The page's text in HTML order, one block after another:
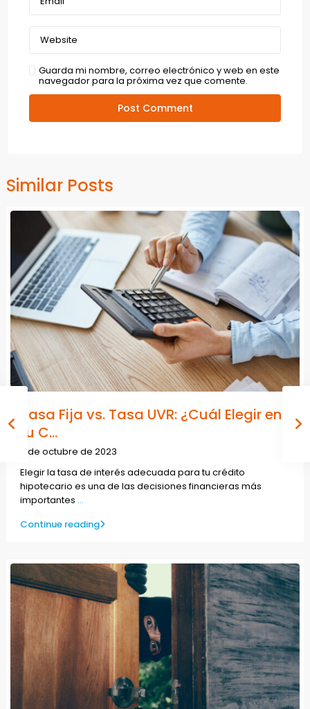
Guarda mi nombre, correo electrónico y web en este
navegador para la próxima vez que comente.
Similar Posts
Tasa Fija vs. Tasa UVR: ¿Cuál Elegir en
tu C...
2 de octubre de 2023
Elegir la tasa de interés adecuada para tu crédito
hipotecario es una de las decisiones financieras más
importantes ...
Continue reading